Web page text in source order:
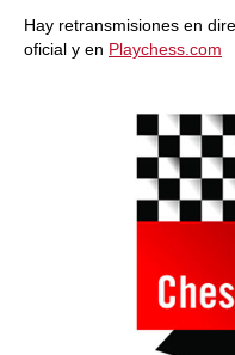
Hay retransmisiones en
oficial y en Playchess.com